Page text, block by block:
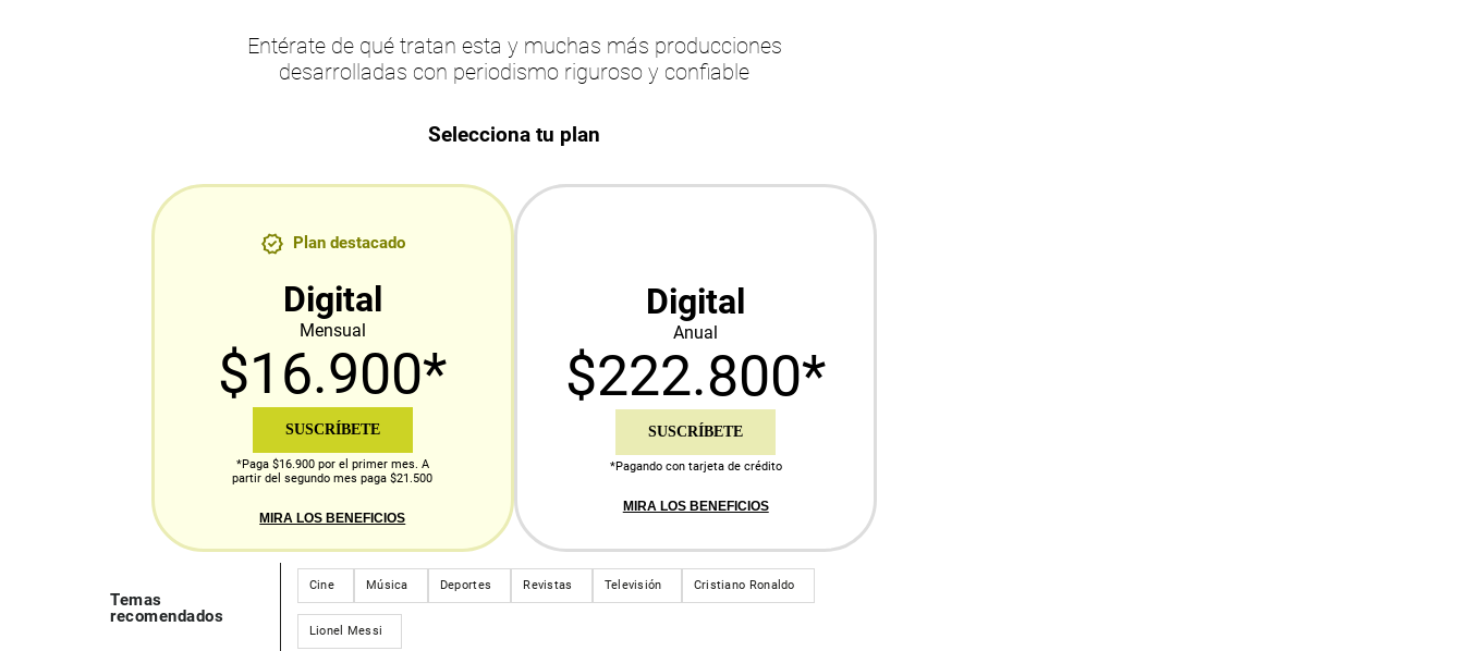
Entérate de qué tratan esta y muchas más producciones
desarrolladas con periodismo riguroso y confiable
Selecciona tu plan
Plan destacado
Digital
Mensual
$16.900*
SUSCRÍBETE
*Paga $16.900 por el primer mes. A
partir del segundo mes paga $21.500
MIRA LOS BENEFICIOS
Digital
Anual
$222.800*
SUSCRÍBETE
*Pagando con tarjeta de crédito
MIRA LOS BENEFICIOS
Temas
recomendados
Cine Música Deportes Revistas Televisión Cristiano Ronaldo
Lionel Messi